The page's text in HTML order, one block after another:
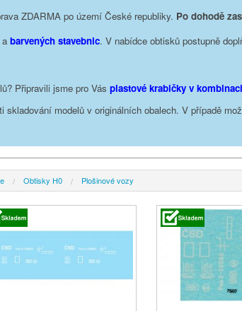
ZDARMA po území České republiky. Po dohodě
a barvených stavebnic. V nabídce obtisků postupně
Připravili jsme pro Vás plastové krabičky v
modelů v originálních obalech. V případě
Obtisky H0 Plošinové vozy